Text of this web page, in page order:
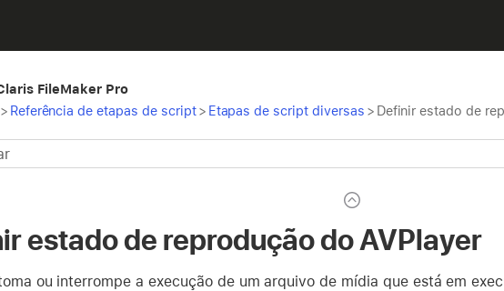
FileMaker Pro
> Referência de etapas de script> Etapas de script diversas > Definir estado de
estado de reprodução do AVPlayer
ou interrompe a execução de um arquivo de mídia que está em